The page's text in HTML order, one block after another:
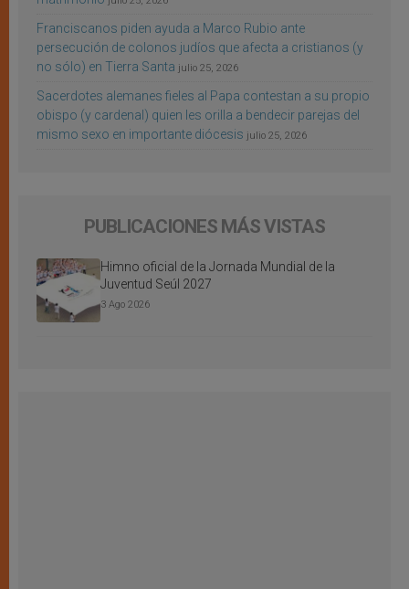
Franciscanos piden ayuda a Marco Rubio ante
persecución de colonos judíos que afecta a cristianos (y
no sólo) en Tierra Santa julio 25, 2026
Sacerdotes alemanes fieles al Papa contestan a su propio
obispo (y cardenal) quien les orilla a bendecir parejas del
mismo sexo en importante diócesis julio 25, 2026
PUBLICACIONES MÁS VISTAS
Himno oficial de la Jornada Mundial de la
Juventud Seúl 2027
3 Ago 2026